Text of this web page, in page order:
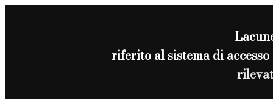
riferito al sistema di